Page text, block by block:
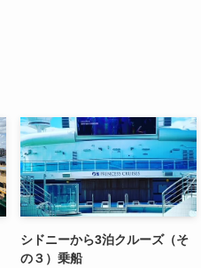
シドニーから3泊クルーズ（そ
の３）乗船